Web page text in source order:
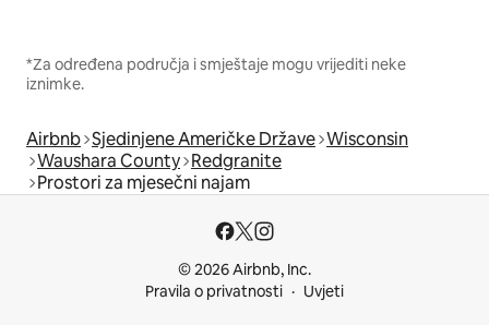
*Za određena područja i smještaje mogu vrijediti neke
iznimke.
Airbnb Sjedinjene Američke Države Wisconsin
Waushara County Redgranite
Prostori za mjesečni najam
© 2026 Airbnb, Inc.
Pravila o privatnosti
Uvjeti